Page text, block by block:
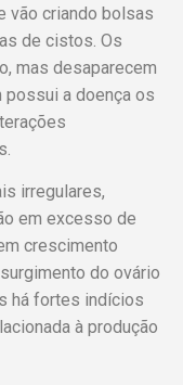
vão criando bolsas
de cistos. Os
mas desaparecem
possui a doença os
irregulares,
em excesso de
crescimento
do ovário
há fortes indícios
à produção